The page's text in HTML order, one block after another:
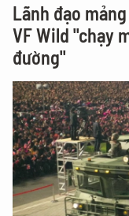
Lãnh đạo
VF Wild "chạy
đường"